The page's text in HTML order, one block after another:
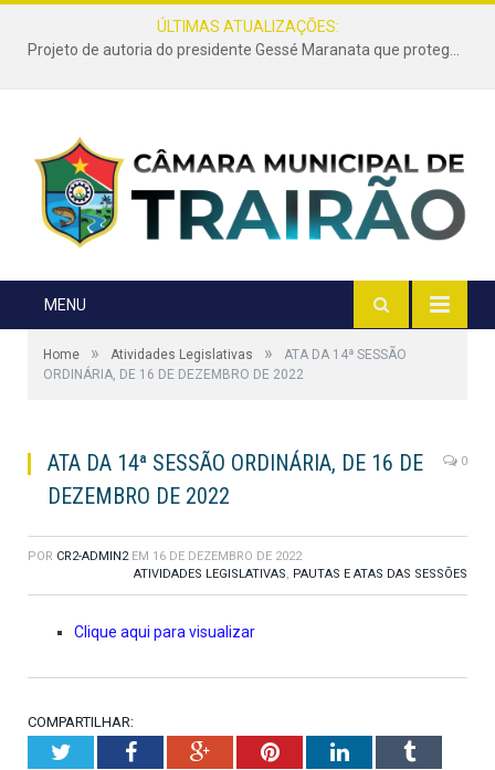
ÚLTIMAS ATUALIZAÇÕES:
Projeto de autoria do presidente Gessé Maranata que protege as estradas vicinais de Trairão é transformado em lei
MENU
Home » Atividades Legislativas »
ATA DA 14ª SESSÃO
ORDINÁRIA, DE 16 DE DEZEMBRO DE 2022
ATA DA 14ª SESSÃO ORDINÁRIA, DE 16 DE
DEZEMBRO DE 2022
0
POR CR2-ADMIN2 EM 16 DE DEZEMBRO DE 2022
ATIVIDADES LEGISLATIVAS, PAUTAS E ATAS DAS SESSÕES
Clique aqui para visualizar
COMPARTILHAR:
TwitterFacebookGoogle+PinterestLinkedInTumblr